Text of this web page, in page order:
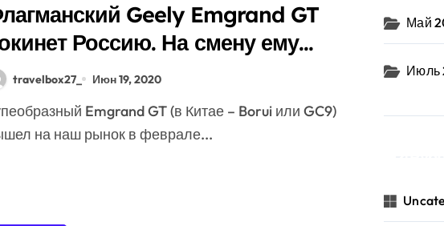
Geely Emgrand GT
Россию. На смену ему
еще более дорогая
модель
travelbox27_ Июн 19, 2020
на наш рынок в феврале...
Май
Июль